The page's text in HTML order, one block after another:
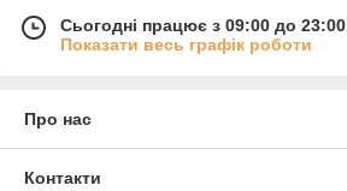
Сьогодні працює з 09:00 до 23:00
Показати весь графік роботи
Про нас
Контакти